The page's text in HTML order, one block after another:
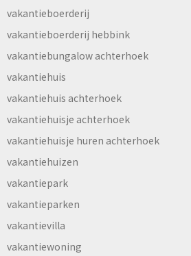
vakantieboerderij
vakantieboerderij hebbink
vakantiebungalow achterhoek
vakantiehuis
vakantiehuis achterhoek
vakantiehuisje achterhoek
vakantiehuisje huren achterhoek
vakantiehuizen
vakantiepark
vakantieparken
vakantievilla
vakantiewoning